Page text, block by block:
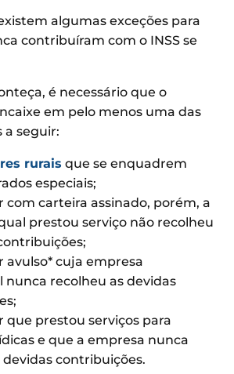
algumas exceções para
contribuíram com o INSS se
é necessário que o
em pelo menos uma das
a seguir:
rurais que se enquadrem
especiais;
com carteira assinado, porém, a
prestou serviço não recolheu
avulso* cuja empresa
nunca recolheu as devidas
que prestou serviços para
e que a empresa nunca
devidas contribuições.